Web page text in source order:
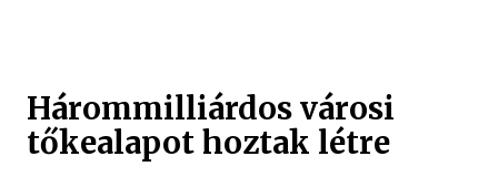
Hárommilliárdos városi
tőkealapot hoztak létre